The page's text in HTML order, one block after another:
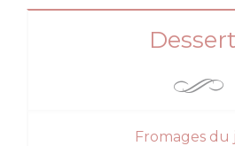
Fromages du